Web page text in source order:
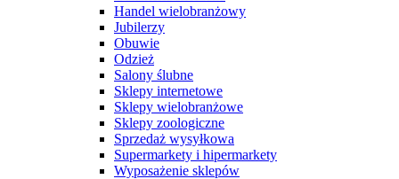
Handel wielobranżowy
Jubilerzy
Obuwie
Odzież
Salony ślubne
Sklepy internetowe
Sklepy wielobranżowe
Sklepy zoologiczne
Sprzedaż wysyłkowa
Supermarkety i hipermarkety
Wyposażenie sklepów